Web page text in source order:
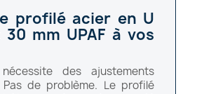
profilé acier en U
mm UPAF à vos
des ajustements
de problème. Le profilé